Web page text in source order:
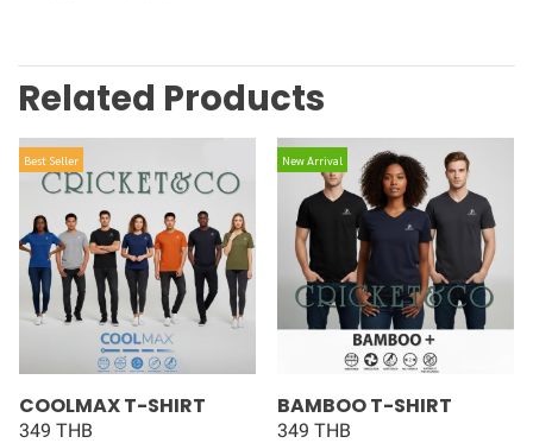
Related Products
Best Seller
COOLMAX T-SHIRT
349 THB
New Arrival
BAMBOO T-SHIRT
349 THB